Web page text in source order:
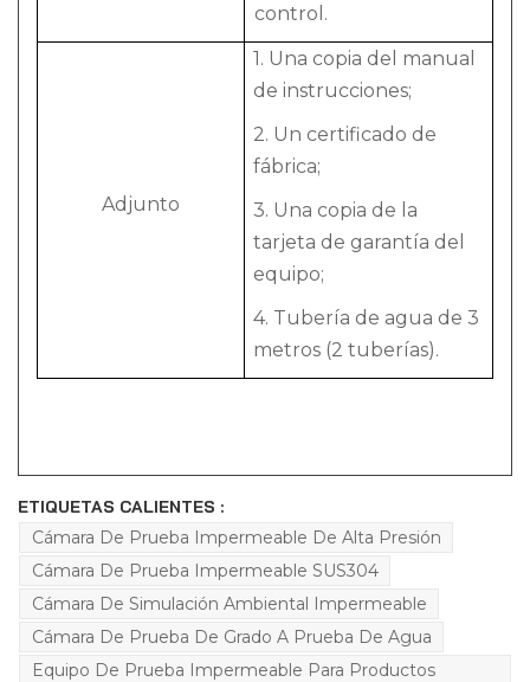
control.
Adjunto
1. Una copia del manual
de instrucciones;
2. Un certificado de
fábrica;
3. Una copia de la
tarjeta de garantía del
equipo;
4. Tubería de agua de 3
metros (2 tuberías).
ETIQUETAS CALIENTES :
Cámara De Prueba Impermeable De Alta Presión
Cámara De Prueba Impermeable SUS304
Cámara De Simulación Ambiental Impermeable
Cámara De Prueba De Grado A Prueba De Agua
Equipo De Prueba Impermeable Para Productos